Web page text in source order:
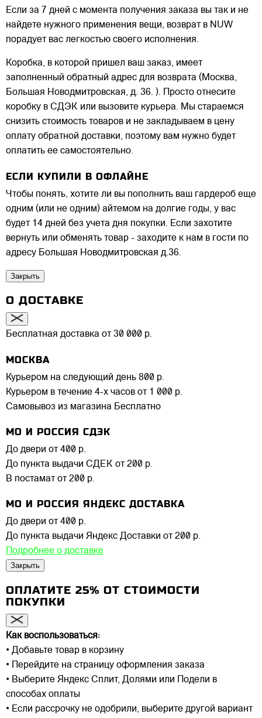
Если за 7 дней с момента получения заказа вы так и не
найдете нужного применения вещи, возврат в NUW
порадует вас легкостью своего исполнения.
Коробка, в которой пришел ваш заказ, имеет
заполненный обратный адрес для возврата (Москва,
Большая Новодмитровская, д. 36. ). Просто отнесите
коробку в СДЭК или вызовите курьера. Мы стараемся
снизить стоимость товаров и не закладываем в цену
оплату обратной доставки, поэтому вам нужно будет
оплатить ее самостоятельно.
ЕСЛИ КУПИЛИ В ОФЛАЙНЕ
Чтобы понять, хотите ли вы пополнить ваш гардероб еще
одним (или не одним) айтемом на долгие годы, у вас
будет 14 дней без учета дня покупки. Если захотите
вернуть или обменять товар - заходите к нам в гости по
адресу Большая Новодмитровская д.36.
Закрыть
О ДОСТАВКЕ
Бесплатная доставка от 30 000 р.
МОСКВА
Курьером на следующий день 800 р.
Курьером в течение 4-х часов от 1 000 р.
Самовывоз из магазина Бесплатно
МО И РОССИЯ СДЭК
До двери от 400 р.
До пункта выдачи СДЕК от 200 р.
В постамат от 200 р.
МО И РОССИЯ ЯНДЕКС ДОСТАВКА
До двери от 400 р.
До пункта выдачи Яндекс Доставки от 200 р.
Подробнее о доставке
Закрыть
ОПЛАТИТЕ 25% ОТ СТОИМОСТИ
ПОКУПКИ
Как воспользоваться:
• Добавьте товар в корзину
• Перейдите на страницу оформления заказа
• Выберите Яндекс Сплит, Долями или Подели в
способах оплаты
• Если рассрочку не одобрили, выберите другой вариант